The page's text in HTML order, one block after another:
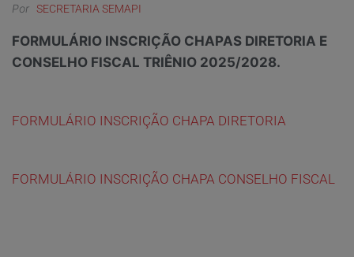
Por SECRETARIA SEMAPI
FORMULÁRIO INSCRIÇÃO CHAPAS DIRETORIA E
CONSELHO FISCAL TRIÊNIO 2025/2028.
FORMULÁRIO INSCRIÇÃO CHAPA DIRETORIA
FORMULÁRIO INSCRIÇÃO CHAPA CONSELHO FISCAL